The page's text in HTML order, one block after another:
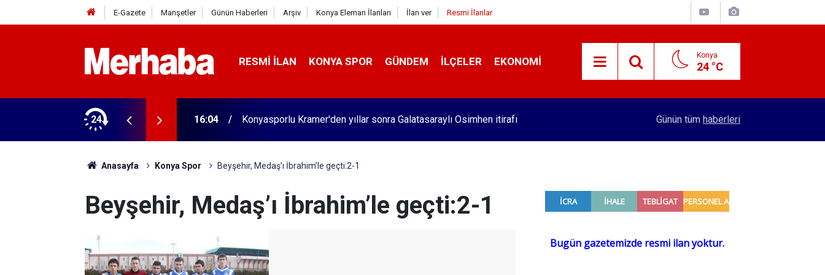
E-Gazete Manşetler Günün Haberleri Arşiv Konya Eleman İlanları İlan ver Resmi İlanlar
RESMI İLAN KONYA SPOR GÜNDEM İLÇELER EKONOMI Konya
24 °C
24
313 beygir motoru var 16:04 Konyasporlu Kramer'den yıllar sonra Galatasaraylı Osimhen itirafı Merkez Bankası rezervleri açıklandı
Günün tüm haberleri
Anasayfa Konya Spor Beyşehir, Medaş’ı İbrahim’le geçti:2-1
Beyşehir, Medaş’ı İbrahim’le geçti:2-1